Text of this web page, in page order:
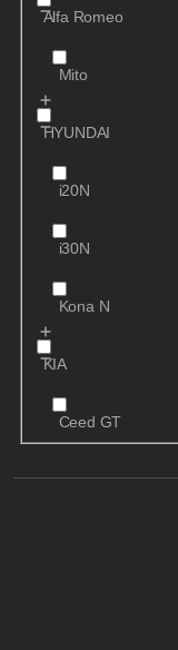
Alfa Romeo
Mito
HYUNDAI
i20N
i30N
Kona N
KIA
Ceed GT